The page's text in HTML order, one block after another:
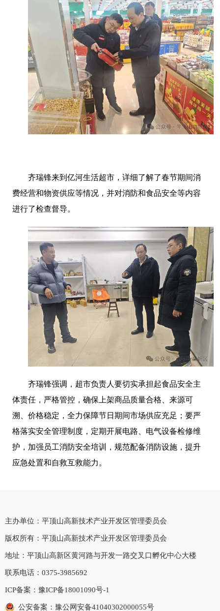
齐瑞锋来到亿河生活超市，详细了解了春节期间消
费经营和物资供应等情况，并对消防和食品安全等内容
进行了检查督导。
齐瑞锋强调， 超市负责人要切实承担起食品安全主
体责任，严格管控，确保上架商品质量合格、来源可
溯、价格稳定，全力保障节日期间市场供应充足 ； 要严
格落实安全管理制度，定期开展电路、电气设备检修维
护 ， 加强员工消防安全培训，规范配备消防设施，提升
应急处置和自救互救能力。
主办单位：平顶山高新技术产业开发区管理委员会
版权所有：平顶山高新技术产业开发区管理委员会
地址：平顶山高新区黄河路与开发一路交叉口孵化中心大楼
联系电话：0375-3985692
ICP备案： 豫ICP备18001090号-1
公安备案：豫公网安备41040302000055号